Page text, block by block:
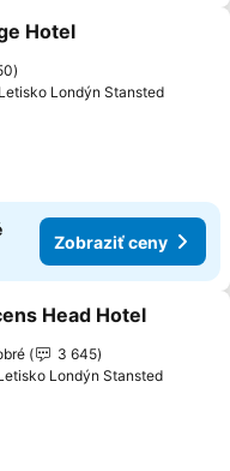
do obľúbených
Hotel
Londýn Stansted
Zobraziť ceny
do obľúbených
Head Hotel
3 645
Londýn Stansted